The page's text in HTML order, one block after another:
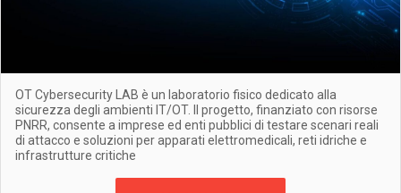
OT Cybersecurity LAB è un laboratorio fisico dedicato alla
sicurezza degli ambienti IT/OT. Il progetto, finanziato con risorse
PNRR, consente a imprese ed enti pubblici di testare scenari reali
di attacco e soluzioni per apparati elettromedicali, reti idriche e
infrastrutture critiche